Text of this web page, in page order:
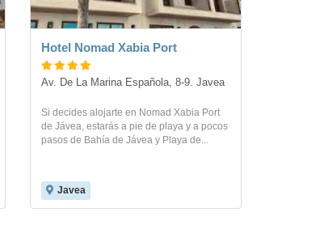
Hotel Nomad Xabia Port
Av. De La Marina Española, 8-9. Javea
Si decides alojarte en Nomad Xabia Port
de Jávea, estarás a pie de playa y a pocos
pasos de Bahía de Jávea y Playa de...
Javea